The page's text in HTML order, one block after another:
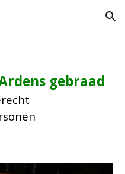
Skip to navigation
gebraad